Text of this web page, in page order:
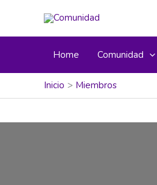
Home Comunidad
Inicio Miembros